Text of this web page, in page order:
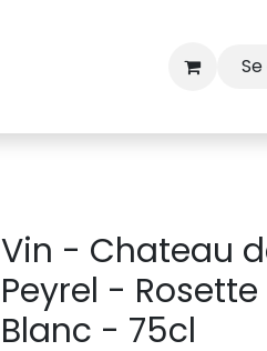
Vin - Chateau
Peyrel -
Blanc - 75cl